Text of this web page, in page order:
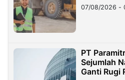
07/08/2026 -
PT
Sejumlah
Ganti Rugi